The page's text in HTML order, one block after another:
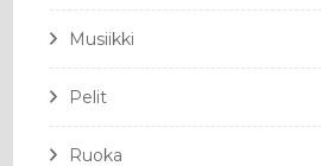
Musiikki
Pelit
Ruoka